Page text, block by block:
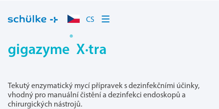
CS
gigazyme
®
X·tra
Tekutý enzymatický mycí přípravek s dezinfekčními účinky,
vhodný pro manuální čistění a dezinfekci endoskopů a
chirurgických nástrojů.